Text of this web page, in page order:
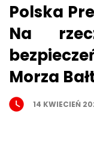
Polska
Na
Morza
14 KWIECIEŃ